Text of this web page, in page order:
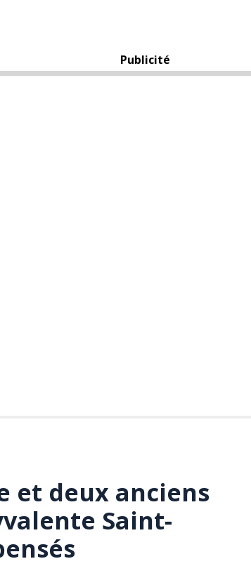
Publicité
et deux anciens
Saint-